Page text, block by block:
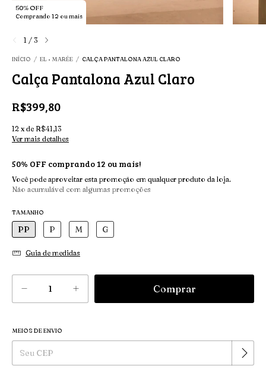
50% OFF
Comprando 12 ou mais
1 / 3
INÍCIO / EL • MARÉE / CALÇA PANTALONA AZUL CLARO
Calça Pantalona Azul Claro
R$399,80
12 x de R$41,13
Ver mais detalhes
50% OFF comprando 12 ou mais!
Você pode aproveitar esta promoção em qualquer produto da loja.
Não acumulável com algumas promoções
TAMANHO
PP P M G
Guia de medidas
Entregas para o CEP:
MEIOS DE ENVIO